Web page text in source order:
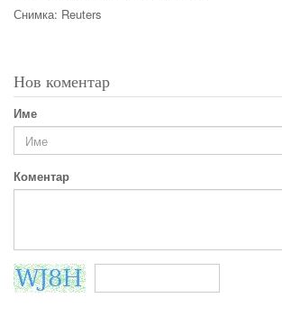
Снимка: Reuters
Нов коментар
Име
Коментар